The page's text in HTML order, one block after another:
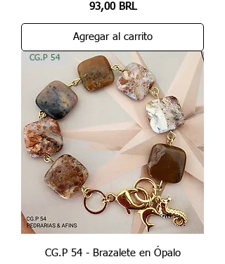
Precio
93,00 BRL
Agregar al carrito
CG.P 54
CG.P 54 - Brazalete en Ópalo